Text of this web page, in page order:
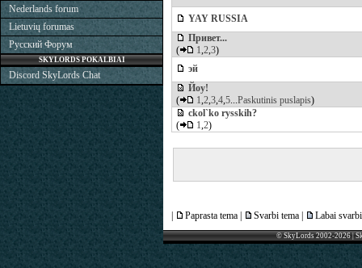
YAY RUSSIA
Привет...
(
1,2,3)
эй
Йоу!
(
1,2,3,4,5...Paskutinis puslapis)
ckol`ko rysskih?
(
1,2)
Paprasta tema | Svarbi tema | Labai
© SkyLords 2002-2026 |
Nederlands forum
Lietuvių forumas
Русский Форум
SKYLORDS POKALBIAI
Discord SkyLords Chat